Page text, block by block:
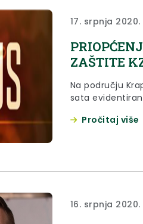
17. srpnja 2020.
ZAŠTITE
Na području
sata
Pročitaj više
16. srpnja 2020.